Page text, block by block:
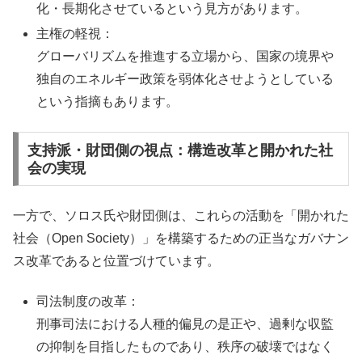
化・長期化させているという見方があります。
主権の軽視：
グローバリズムを推進する立場から、国家の境界や
独自のエネルギー政策を弱体化させようとしている
という指摘もあります。
支持派・財団側の視点：構造改革と開かれた社
会の実現
一方で、ソロス氏や財団側は、これらの活動を「開かれた
社会（Open Society）」を構築するための正当なガバナン
ス改革であると位置づけています。
司法制度の改革：
刑事司法における人種的偏見の是正や、過剰な収監
の抑制を目指したものであり、秩序の破壊ではなく